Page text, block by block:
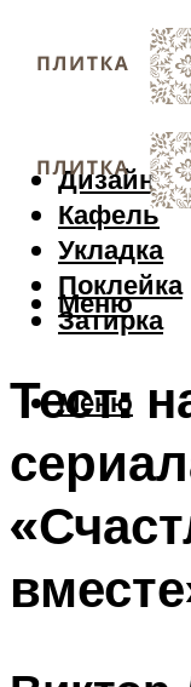
Дизайн
Кафель
Укладка
Поклейка
Затирка
Меню
Меню
Тест: